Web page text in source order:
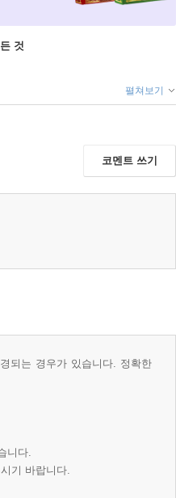
것
펼쳐보기
코멘트 쓰기
되는 경우가 있습니다. 정확한
니다.
기 바랍니다.